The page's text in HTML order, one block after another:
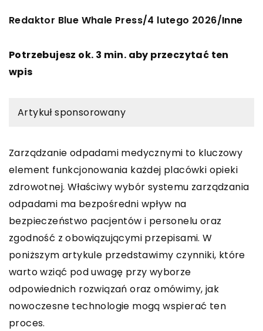
Redaktor Blue Whale Press/4 lutego 2026/Inne
Potrzebujesz ok. 3 min. aby przeczytać ten
wpis
Artykuł sponsorowany
Zarządzanie odpadami medycznymi to kluczowy
element funkcjonowania każdej placówki opieki
zdrowotnej. Właściwy wybór systemu zarządzania
odpadami ma bezpośredni wpływ na
bezpieczeństwo pacjentów i personelu oraz
zgodność z obowiązującymi przepisami. W
poniższym artykule przedstawimy czynniki, które
warto wziąć pod uwagę przy wyborze
odpowiednich rozwiązań oraz omówimy, jak
nowoczesne technologie mogą wspierać ten
proces.